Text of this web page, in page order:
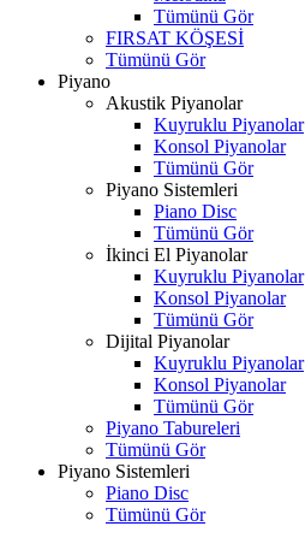
Tümünü Gör
FIRSAT KÖŞESİ
Tümünü Gör
Piyano
Akustik Piyanolar
Kuyruklu Piyanolar
Konsol Piyanolar
Tümünü Gör
Piyano Sistemleri
Piano Disc
Tümünü Gör
İkinci El Piyanolar
Kuyruklu Piyanolar
Konsol Piyanolar
Tümünü Gör
Dijital Piyanolar
Kuyruklu Piyanolar
Konsol Piyanolar
Tümünü Gör
Piyano Tabureleri
Tümünü Gör
Piyano Sistemleri
Piano Disc
Tümünü Gör